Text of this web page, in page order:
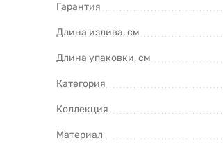
Гарантия
Длина излива, см
Длина упаковки, см
Категория
Коллекция
Материал